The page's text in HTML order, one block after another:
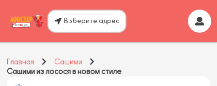
Выберите адрес
Главная
Сашими
Сашими из лосося в новом стиле